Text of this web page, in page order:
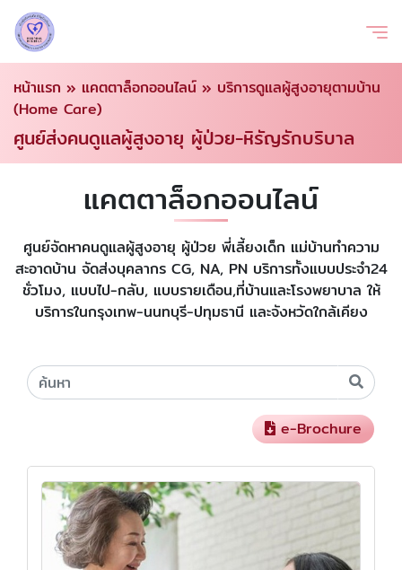
หน้าแรก » แคตตาล็อกออนไลน์ » บริการดูแลผู้สูงอายุตามบ้าน
(Home Care)
ศูนย์ส่งคนดูแลผู้สูงอายุ ผู้ป่วย-หิรัญรักบริบาล
แคตตาล็อกออนไลน์
ศูนย์จัดหาคนดูแลผู้สูงอายุ ผู้ป่วย พี่เลี้ยงเด็ก แม่บ้านทำความ
สะอาดบ้าน จัดส่งบุคลากร CG, NA, PN บริการทั้งแบบประจำ24
ชั่วโมง, แบบไป-กลับ, แบบรายเดือน,ที่บ้านและโรงพยาบาล ให้
บริการในกรุงเทพ-นนทบุรี-ปทุมธานี และจังหวัดใกล้เคียง
e-Brochure